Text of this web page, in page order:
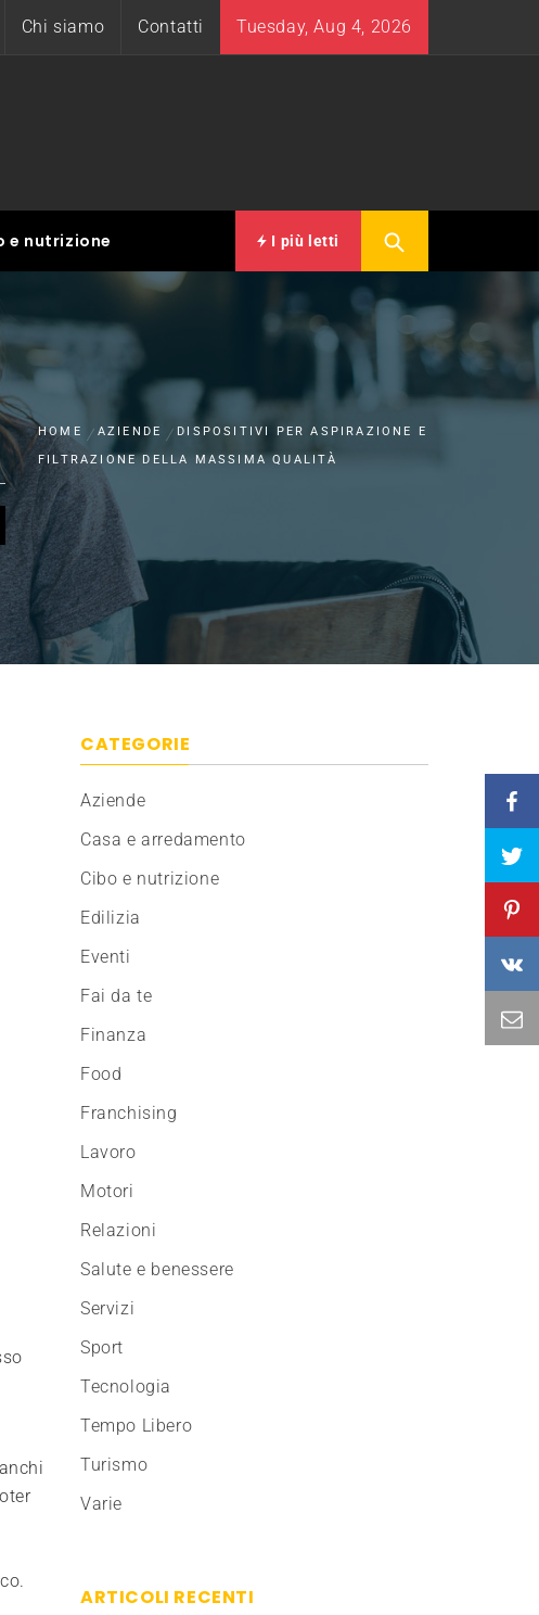
Chi siamo Contatti Tuesday, Aug 4, 2026
e nutrizione I più letti
HOME AZIENDE
DISPOSITIVI PER ASPIRAZIONE E
FILTRAZIONE DELLA MASSIMA QUALITÀ
CATEGORIE
Aziende
Casa e arredamento
Cibo e nutrizione
Edilizia
Eventi
Fai da te
Finanza
Food
Franchising
Lavoro
Motori
Relazioni
Salute e benessere
Servizi
Sport
Tecnologia
Tempo Libero
Turismo
Varie
ARTICOLI RECENTI